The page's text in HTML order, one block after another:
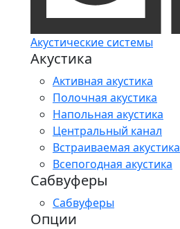
Акустические системы
Акустика
Активная акустика
Полочная акустика
Напольная акустика
Центральный канал
Встраиваемая акустика
Всепогодная акустика
Сабвуферы
Сабвуферы
Опции